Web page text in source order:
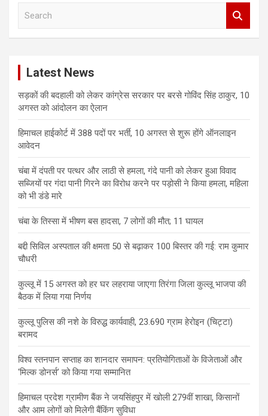
Latest News
सड़कों की बदहाली को लेकर कांग्रेस सरकार पर बरसे गोविंद सिंह ठाकुर, 10
अगस्त को आंदोलन का ऐलान
हिमाचल हाईकोर्ट में 388 पदों पर भर्ती, 10 अगस्त से शुरू होंगे ऑनलाइन
आवेदन
चंबा में दंपती पर पत्थर और लाठी से हमला, गंदे पानी को लेकर हुआ विवाद
सब्जियों पर गंदा पानी गिरने का विरोध करने पर पड़ोसी ने किया हमला, महिला
को भी डंडे मारे
चंबा के तिस्सा में भीषण बस हादसा, 7 लोगों की मौत; 11 घायल
बद्दी सिविल अस्पताल की क्षमता 50 से बढ़ाकर 100 बिस्तर की गई: राम कुमार
चौधरी
कुल्लू में 15 अगस्त को हर घर लहराया जाएगा तिरंगा जिला कुल्लू भाजपा की
बैठक में लिया गया निर्णय
कुल्लू पुलिस की नशे के विरुद्ध कार्यवाही, 23.690 ग्राम हेरोइन (चिट्टा)
बरामद
विश्व स्तनपान सप्ताह का शानदार समापन: प्रतियोगिताओं के विजेताओं और
‘मिल्क डोनर्स’ को किया गया सम्मानित
हिमाचल प्रदेश ग्रामीण बैंक ने जयसिंहपुर में खोली 279वीं शाखा, किसानों
और आम लोगों को मिलेगी बैंकिंग सुविधा